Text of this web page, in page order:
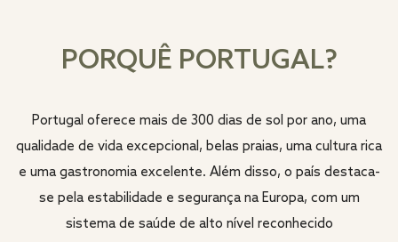
PORQUÊ PORTUGAL?
Portugal oferece mais de 300 dias de sol por ano, uma
qualidade de vida excepcional, belas praias, uma cultura rica
e uma gastronomia excelente. Além disso, o país destaca-
se pela estabilidade e segurança na Europa, com um
sistema de saúde de alto nível reconhecido